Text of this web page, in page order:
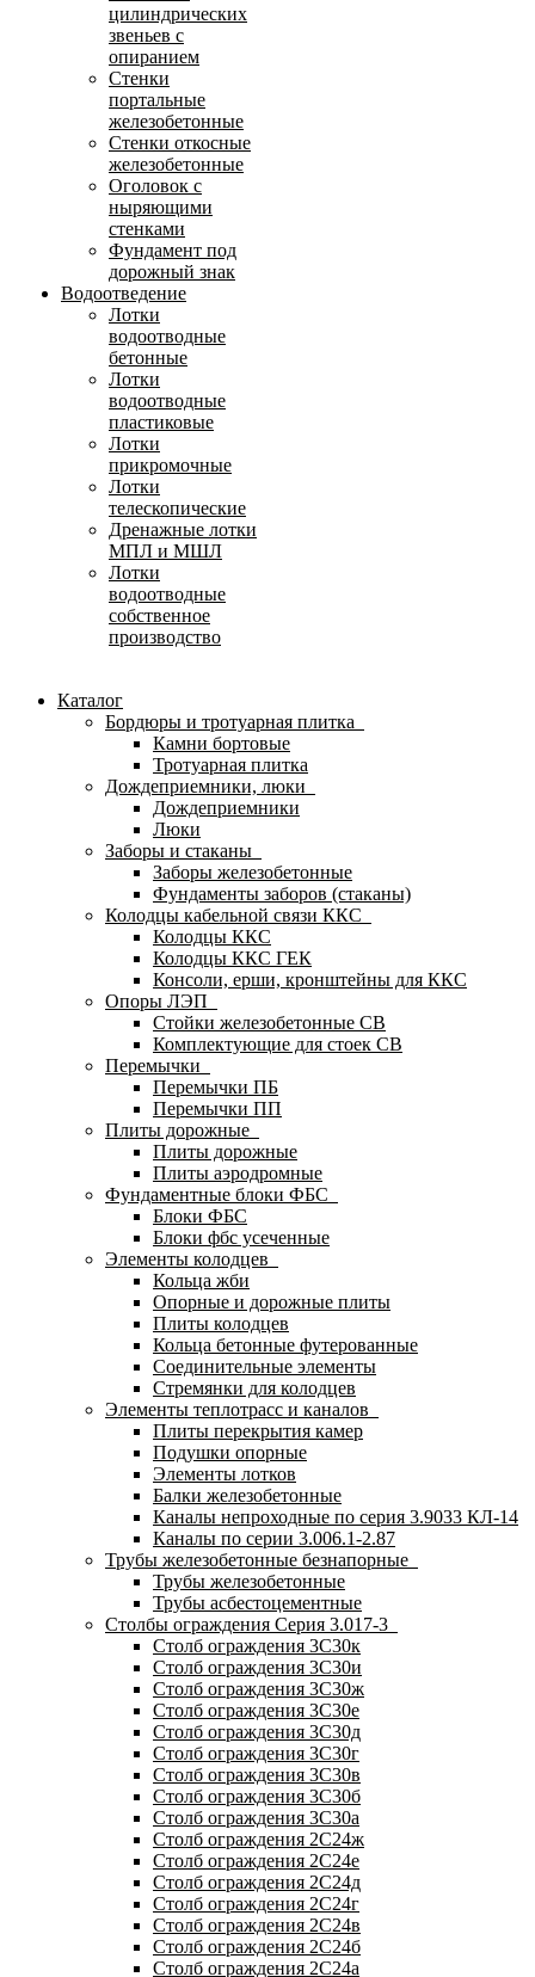
цилиндрических
звеньев с
опиранием
Стенки
портальные
железобетонные
Стенки откосные
железобетонные
Оголовок с
ныряющими
стенками
Фундамент под
дорожный знак
Водоотведение
Лотки
водоотводные
бетонные
Лотки
водоотводные
пластиковые
Лотки
прикромочные
Лотки
телескопические
Дренажные лотки
МПЛ и МШЛ
Лотки
водоотводные
собственное
производство
Каталог
Бордюры и тротуарная плитка
Камни бортовые
Тротуарная плитка
Дождеприемники, люки
Дождеприемники
Люки
Заборы и стаканы
Заборы железобетонные
Фундаменты заборов (стаканы)
Колодцы кабельной связи ККС
Колодцы ККС
Колодцы ККС ГЕК
Консоли, ерши, кронштейны для ККС
Опоры ЛЭП
Стойки железобетонные СВ
Комплектующие для стоек СВ
Перемычки
Перемычки ПБ
Перемычки ПП
Плиты дорожные
Плиты дорожные
Плиты аэродромные
Фундаментные блоки ФБС
Блоки ФБС
Блоки фбс усеченные
Элементы колодцев
Кольца жби
Опорные и дорожные плиты
Плиты колодцев
Кольца бетонные футерованные
Соединительные элементы
Стремянки для колодцев
Элементы теплотрасс и каналов
Плиты перекрытия камер
Подушки опорные
Элементы лотков
Балки железобетонные
Каналы непроходные по серия 3.9033 КЛ-14
Каналы по серии 3.006.1-2.87
Трубы железобетонные безнапорные
Трубы железобетонные
Трубы асбестоцементные
Столбы ограждения Серия 3.017-3
Столб ограждения 3С30к
Столб ограждения 3С30и
Столб ограждения 3С30ж
Столб ограждения 3С30е
Столб ограждения 3С30д
Столб ограждения 3С30г
Столб ограждения 3С30в
Столб ограждения 3С30б
Столб ограждения 3С30а
Столб ограждения 2С24ж
Столб ограждения 2С24е
Столб ограждения 2С24д
Столб ограждения 2С24г
Столб ограждения 2С24в
Столб ограждения 2С24б
Столб ограждения 2С24а